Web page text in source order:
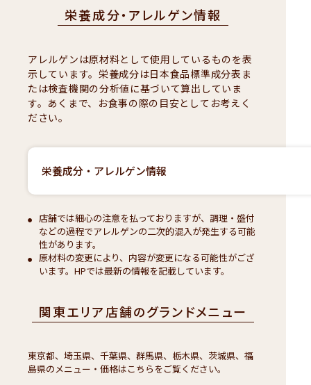
栄養成分・アレルゲン情報
アレルゲンは原材料として使用しているものを表
示しています。栄養成分は日本食品標準成分表ま
たは検査機関の分析値に基づいて算出していま
す。あくまで、お食事の際の目安としてお考えく
ださい。
栄養成分・アレルゲン情報
店舗では細心の注意を払っておりますが、調理・盛付
などの過程でアレルゲンの二次的混入が発生する可能
性があります。
原材料の変更により、内容が変更になる可能性がござ
います。HPでは最新の情報を記載しています。
関東エリア店舗のグランドメニュー
東京都、埼玉県、千葉県、群馬県、栃木県、茨城県、福
島県のメニュー・価格はこちらをご覧ください。